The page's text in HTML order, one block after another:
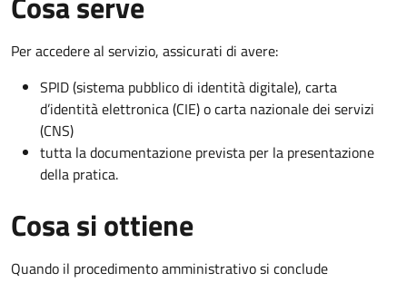
Per accedere al servizio, assicurati di avere:
SPID (sistema pubblico di identità digitale), carta
d’identità elettronica (CIE) o carta nazionale dei servizi
(CNS)
tutta la documentazione prevista per la presentazione
della pratica.
Cosa si ottiene
Quando il procedimento amministrativo si conclude